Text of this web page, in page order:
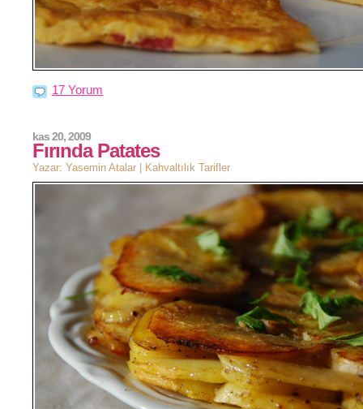
17 Yorum
Fırında Patates
kas 20, 2009
Yazar: Yasemin Atalar | Kahvaltılık Tarifler